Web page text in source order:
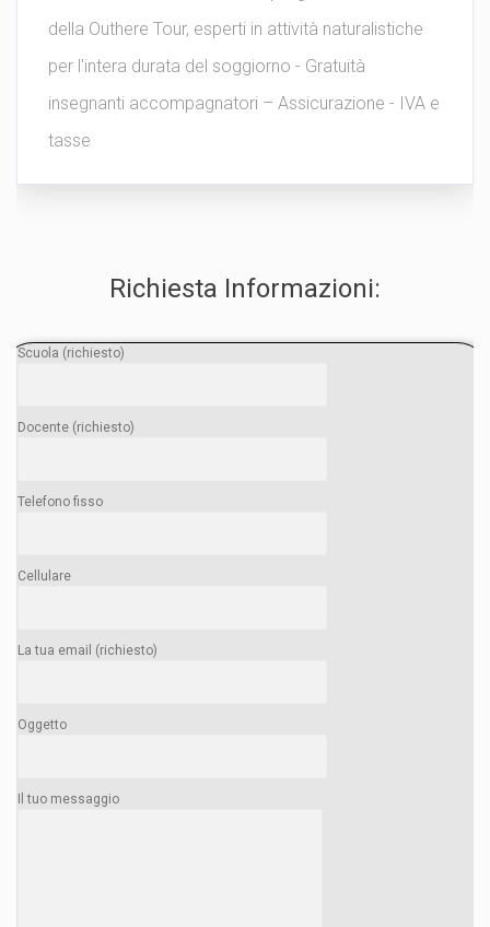
della Outhere Tour, esperti in attività naturalistiche
per l'intera durata del soggiorno - Gratuità
insegnanti accompagnatori – Assicurazione - IVA e
tasse
Richiesta Informazioni:
Scuola (richiesto)
Docente (richiesto)
Telefono fisso
Cellulare
La tua email (richiesto)
Oggetto
Il tuo messaggio